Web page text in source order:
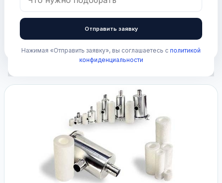
Фильтрация молока
Отправить заявку
Нажимая «Отправить заявку», вы соглашаетесь с политикой
конфиденциальности